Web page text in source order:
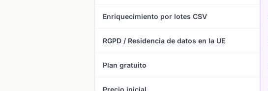
Enriquecimiento por lotes CSV
RGPD / Residencia de datos en la UE
Plan gratuito
Precio inicial